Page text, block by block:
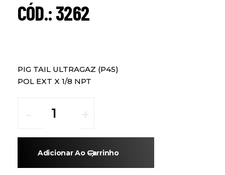
CÓD.: 3262
PIG TAIL ULTRAGAZ (P45)
POL EXT X 1/8 NPT
Adicionar Ao Carrinho